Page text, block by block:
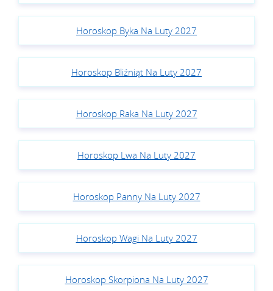
Horoskop Byka Na Luty 2027
Horoskop Bliźniąt Na Luty 2027
Horoskop Raka Na Luty 2027
Horoskop Lwa Na Luty 2027
Horoskop Panny Na Luty 2027
Horoskop Wagi Na Luty 2027
Horoskop Skorpiona Na Luty 2027